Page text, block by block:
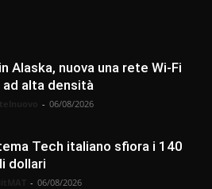
Alaska, nuova una rete Wi-Fi
alta densità
- 06/08/2026
Tech italiano sfiora i 140
dollari
- 06/08/2026